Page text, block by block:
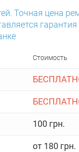
Точная цена
Стоимость
100 грн.
от 180 грн.